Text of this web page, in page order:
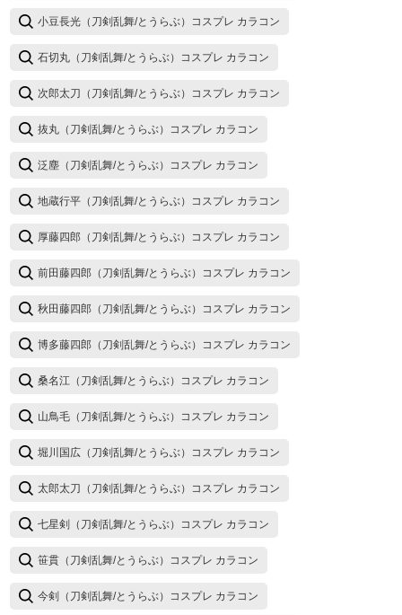
小豆長光（刀剣乱舞/とうらぶ）コスプレ カラコン
石切丸（刀剣乱舞/とうらぶ）コスプレ カラコン
次郎太刀（刀剣乱舞/とうらぶ）コスプレ カラコン
抜丸（刀剣乱舞/とうらぶ）コスプレ カラコン
泛塵（刀剣乱舞/とうらぶ）コスプレ カラコン
地蔵行平（刀剣乱舞/とうらぶ）コスプレ カラコン
厚藤四郎（刀剣乱舞/とうらぶ）コスプレ カラコン
前田藤四郎（刀剣乱舞/とうらぶ）コスプレ カラコン
秋田藤四郎（刀剣乱舞/とうらぶ）コスプレ カラコン
博多藤四郎（刀剣乱舞/とうらぶ）コスプレ カラコン
桑名江（刀剣乱舞/とうらぶ）コスプレ カラコン
山鳥毛（刀剣乱舞/とうらぶ）コスプレ カラコン
堀川国広（刀剣乱舞/とうらぶ）コスプレ カラコン
太郎太刀（刀剣乱舞/とうらぶ）コスプレ カラコン
七星剣（刀剣乱舞/とうらぶ）コスプレ カラコン
笹貫（刀剣乱舞/とうらぶ）コスプレ カラコン
今剣（刀剣乱舞/とうらぶ）コスプレ カラコン